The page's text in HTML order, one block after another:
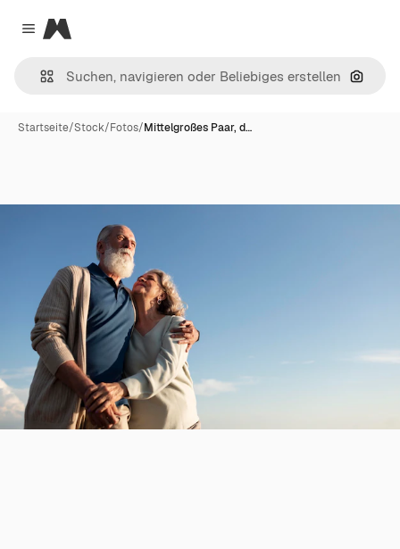
Close menu
Magnific
Nach
Startseite/Stock/Fotos/Mittelgroßes Paar, d…